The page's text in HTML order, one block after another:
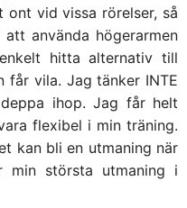
vid vissa rörelser, så
använda högerarmen
hitta alternativ till
får vila. Jag tänker INTE
ihop. Jag får helt
flexibel i min träning.
kan bli en utmaning när
min största utmaning i